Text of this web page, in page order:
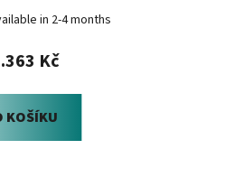
in 2-4 months
Kč
KOŠÍKU